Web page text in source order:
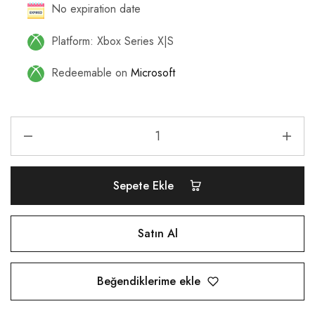
No expiration date
Platform: Xbox Series X|S
Redeemable on Microsoft
Sepete Ekle
Satın Al
Beğendiklerime ekle